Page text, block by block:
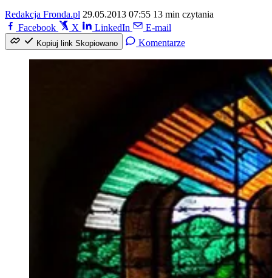
Redakcja Fronda.pl 29.05.2013 07:55 13 min czytania
Facebook
X LinkedIn E-mail
Kopiuj link Skopiowano Komentarze